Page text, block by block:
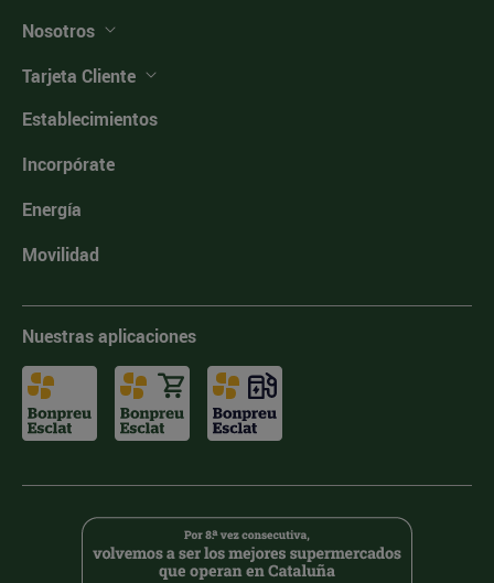
Nosotros
Tarjeta Cliente
Establecimientos
Incorpórate
Energía
Movilidad
Nuestras aplicaciones